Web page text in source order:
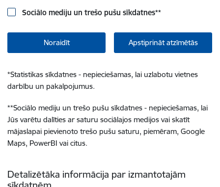
Sociālo mediju un trešo pušu sīkdatnes**
Noraidīt Apstiprināt atzīmētās
*Statistikas sīkdatnes - nepieciešamas, lai uzlabotu vietnes
darbību un pakalpojumus.
**Sociālo mediju un trešo pušu sīkdatnes - nepieciešamas, lai
Jūs varētu dalīties ar saturu sociālajos medijos vai skatīt
mājaslapai pievienoto trešo pušu saturu, piemēram, Google
Maps, PowerBI vai citus.
Detalizētāka informācija par izmantotajām